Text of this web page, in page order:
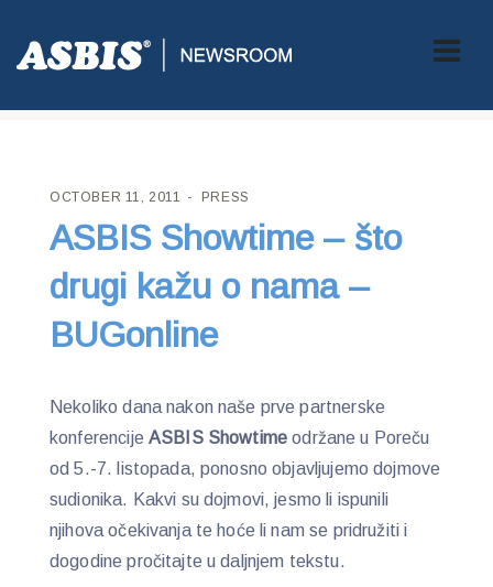
ASBIS CROATIA> PRESS> ASBIS SHOWTIME – ŠTO DRUGI
KAŽU O NAMA – BUGONLINE
OCTOBER 11, 2011 PRESS
ASBIS Showtime – što
drugi kažu o nama –
BUGonline
Nekoliko dana nakon naše prve partnerske
konferencije ASBIS Showtimeodržane u Poreču
od 5.-7. listopada, ponosno objavljujemo dojmove
sudionika. Kakvi su dojmovi, jesmo li ispunili
njihova očekivanja te hoće li nam se pridružiti i
dogodine pročitajte u daljnjem tekstu.